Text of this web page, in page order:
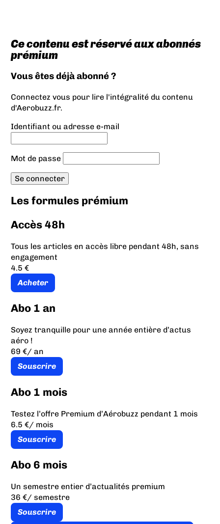
Ce contenu est réservé aux abonnés
prémium
Vous êtes déjà abonné ?
Connectez vous pour lire l'intégralité du contenu
d'Aerobuzz.fr.
Identifiant ou adresse e-mail
Mot de passe
Les formules prémium
Accès 48h
Tous les articles en accès libre pendant 48h, sans
engagement
4.5 €
Acheter
Abo 1 an
Soyez tranquille pour une année entière d’actus
aéro !
69 €/ an
Souscrire
Abo 1 mois
Testez l’offre Premium d’Aérobuzz pendant 1 mois
6.5 €/ mois
Souscrire
Abo 6 mois
Un semestre entier d’actualités premium
36 €/ semestre
Souscrire